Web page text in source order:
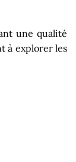
une qualité
à explorer les